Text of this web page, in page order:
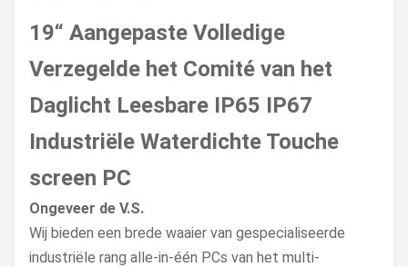
19“ Aangepaste Volledige
Verzegelde het Comité van het
Daglicht Leesbare IP65 IP67
Industriële Waterdichte Touche
screen PC
Ongeveer de V.S.
Wij bieden een brede waaier van gespecialiseerde
industriële rang alle-in-één PCs van het multi-